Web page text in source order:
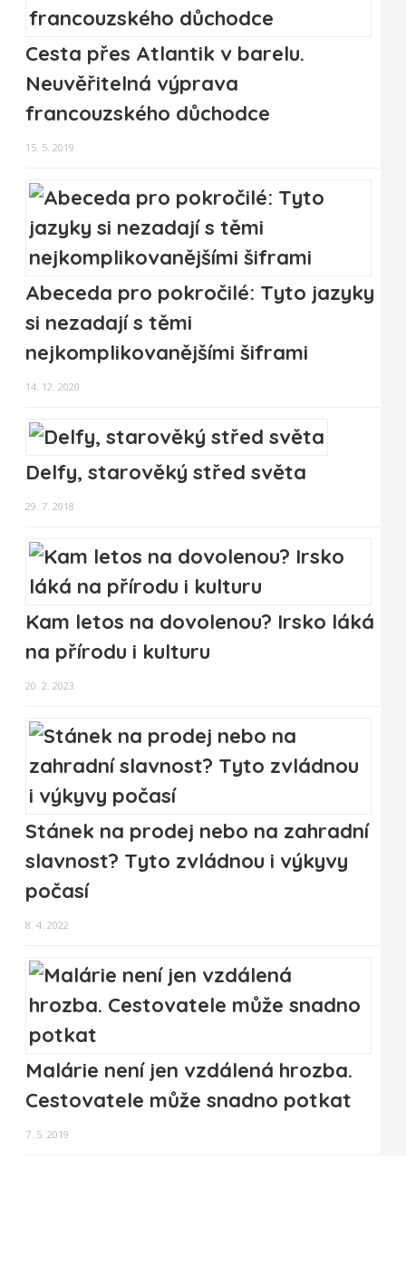
Cesta přes Atlantik v barelu.
Neuvěřitelná výprava
francouzského důchodce
15. 5. 2019
Abeceda pro pokročilé: Tyto jazyky
si nezadají s těmi
nejkomplikovanějšími šiframi
14. 12. 2020
Delfy, starověký střed světa
29. 7. 2018
Kam letos na dovolenou? Irsko láká
na přírodu i kulturu
20. 2. 2023
Stánek na prodej nebo na zahradní
slavnost? Tyto zvládnou i výkyvy
počasí
8. 4. 2022
Malárie není jen vzdálená hrozba.
Cestovatele může snadno potkat
7. 5. 2019